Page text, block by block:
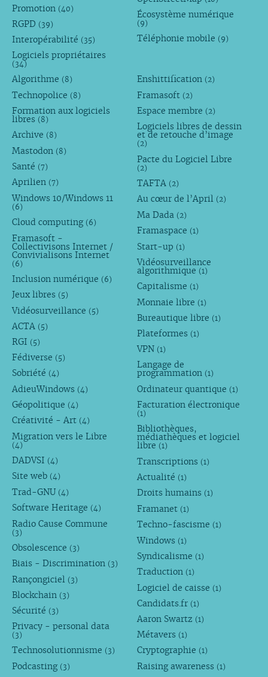
Promotion (40)
RGPD (39)
Interopérabilité (35)
Logiciels propriétaires
(34)
Écosystème numérique
(9)
Téléphonie mobile (9)
Algorithme (8)
Technopolice (8)
Formation aux logiciels
libres (8)
Archive (8)
Mastodon (8)
Santé (7)
Aprilien (7)
Windows 10/Windows 11
(6)
Cloud computing (6)
Framasoft -
Collectivisons Internet /
Convivialisons Internet
(6)
Inclusion numérique (6)
Jeux libres (5)
Vidéosurveillance (5)
ACTA (5)
RGI (5)
Fédiverse (5)
Sobriété (4)
AdieuWindows (4)
Géopolitique (4)
Créativité - Art (4)
Migration vers le Libre
(4)
DADVSI (4)
Site web (4)
Trad-GNU (4)
Software Heritage (4)
Radio Cause Commune
(3)
Obsolescence (3)
Biais - Discrimination (3)
Rançongiciel (3)
Blockchain (3)
Sécurité (3)
Privacy - personal data
(3)
Technosolutionnisme (3)
Podcasting (3)
Enshittification (2)
Framasoft (2)
Espace membre (2)
Logiciels libres de dessin
et de retouche d’image
(2)
Pacte du Logiciel Libre
(2)
TAFTA (2)
Au cœur de l’April (2)
Ma Dada (2)
Framaspace (1)
Start-up (1)
Vidéosurveillance
algorithmique (1)
Capitalisme (1)
Monnaie libre (1)
Bureautique libre (1)
Plateformes (1)
VPN (1)
Langage de
programmation (1)
Ordinateur quantique (1)
Facturation électronique
(1)
Bibliothèques,
médiathèques et logiciel
libre (1)
Transcriptions (1)
Actualité (1)
Droits humains (1)
Framanet (1)
Techno-fascisme (1)
Windows (1)
Syndicalisme (1)
Traduction (1)
Logiciel de caisse (1)
Candidats.fr (1)
Aaron Swartz (1)
Métavers (1)
Cryptographie (1)
Raising awareness (1)